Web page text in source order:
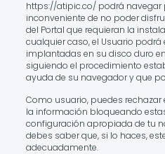
https://atipic.co/ podrá navegar
inconveniente de no poder
del Portal que requieran la
cualquier caso, el Usuario
implantadas en su disco duro
siguiendo el procedimiento
ayuda de su navegador y que
Como usuario, puedes
la información bloqueando
configuración apropiada de tu
debes saber que, si lo haces,
adecuadamente.